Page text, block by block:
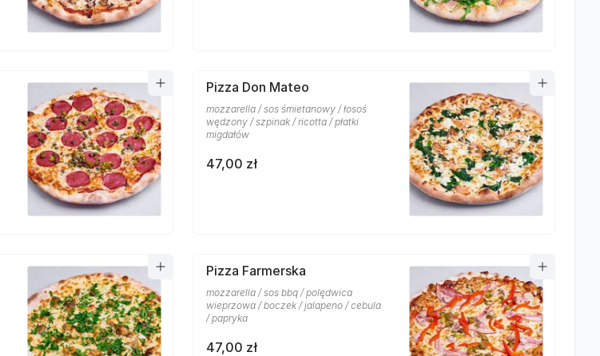
Pizza Don Mateo
mozzarella / sos śmietanowy / łosoś
wędzony / szpinak / ricotta / płatki
migdałów
47,00 zł
Pizza Farmerska
mozzarella / sos bbq / polędwica
wieprzowa / boczek / jalapeno / cebula
/ papryka
47,00 zł